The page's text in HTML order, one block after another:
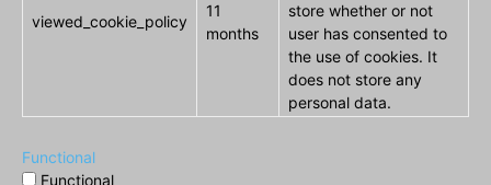
viewed_cookie_policy
11
months
store whether or not
user has consented to
the use of cookies. It
does not store any
personal data.
Functional
Functional